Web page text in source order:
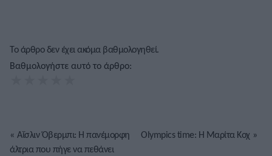
Το άρθρο δεν έχει ακόμα βαθμολογηθεί.
Βαθμολογήστε αυτό το άρθρο:
« Αΐσλιν Όβερμπι: Η πανέμορφη
άλτρια που πήγε να πεθάνει
Olympics time: Η Μαρίτα Κοχ »